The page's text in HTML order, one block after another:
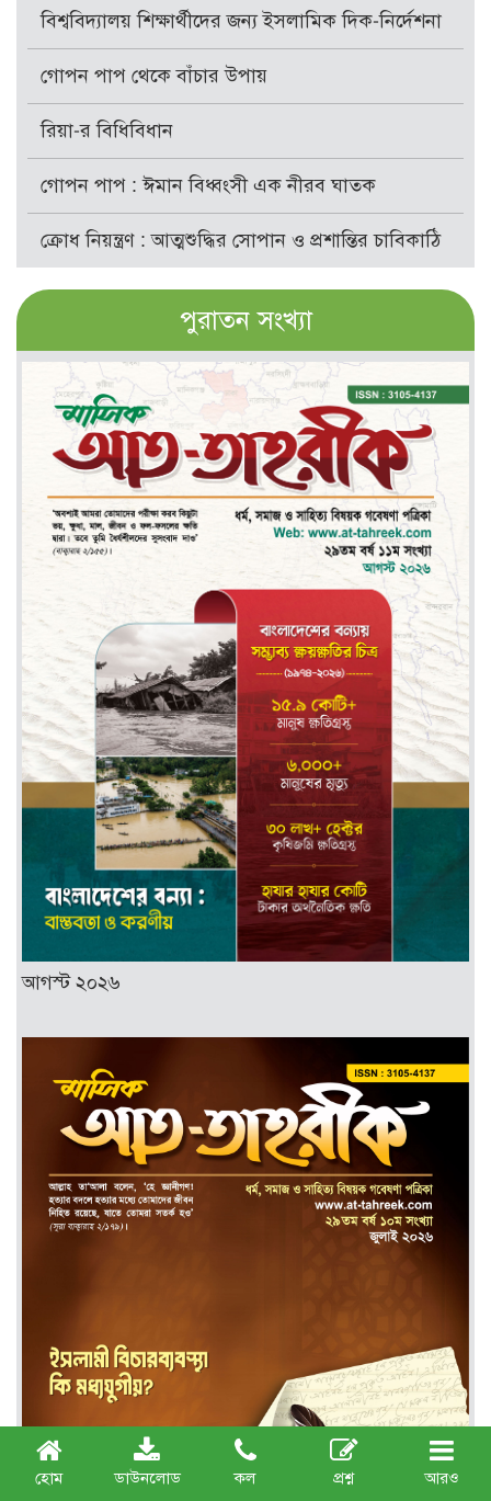
হোম ডাউনলোড কল প্রশ্ন আরও
বিশ্ববিদ্যালয় শিক্ষার্থীদের জন্য ইসলামিক দিক-নির্দেশনা
গোপন পাপ থেকে বাঁচার উপায়
রিয়া-র বিধিবিধান
গোপন পাপ : ঈমান বিধ্বংসী এক নীরব ঘাতক
ক্রোধ নিয়ন্ত্রণ : আত্মশুদ্ধির সোপান ও প্রশান্তির চাবিকাঠি
পুরাতন সংখ্যা
আগস্ট ২০২৬